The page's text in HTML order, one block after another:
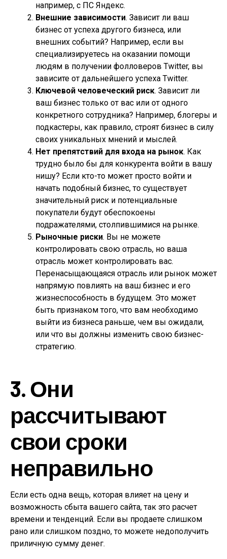
например, с ПС Яндекс.
Внешние зависимости. Зависит ли ваш
бизнес от успеха другого бизнеса, или
внешних событий? Например, если вы
специализируетесь на оказании помощи
людям в получении фолловеров Twitter, вы
зависите от дальнейшего успеха Twitter.
Ключевой человеческий риск. Зависит ли
ваш бизнес только от вас или от одного
конкретного сотрудника? Например, блогеры и
подкастеры, как правило, строят бизнес в силу
своих уникальных мнений и мыслей.
Нет препятствий для входа на рынок. Как
трудно было бы для конкурента войти в вашу
нишу? Если кто-то может просто войти и
начать подобный бизнес, то существует
значительный риск и потенциальные
покупатели будут обеспокоены
подражателями, столпившимися на рынке.
Рыночные риски. Вы не можете
контролировать свою отрасль, но ваша
отрасль может контролировать вас.
Перенасыщающаяся отрасль или рынок может
напрямую повлиять на ваш бизнес и его
жизнеспособность в будущем. Это может
быть признаком того, что вам необходимо
выйти из бизнеса раньше, чем вы ожидали,
или что вы должны изменить свою бизнес-
стратегию.
3. Они
рассчитывают
свои сроки
неправильно
Если есть одна вещь, которая влияет на цену и
возможность сбыта вашего сайта, так это расчет
времени и тенденций. Если вы продаете слишком
рано или слишком поздно, то можете недополучить
приличную сумму денег.